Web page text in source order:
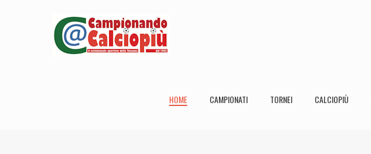
HOME CAMPIONATI TORNEI CALCIOPIÙ